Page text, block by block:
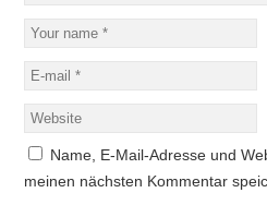
Name, E-Mail-Adresse und
meinen nächsten Kommentar